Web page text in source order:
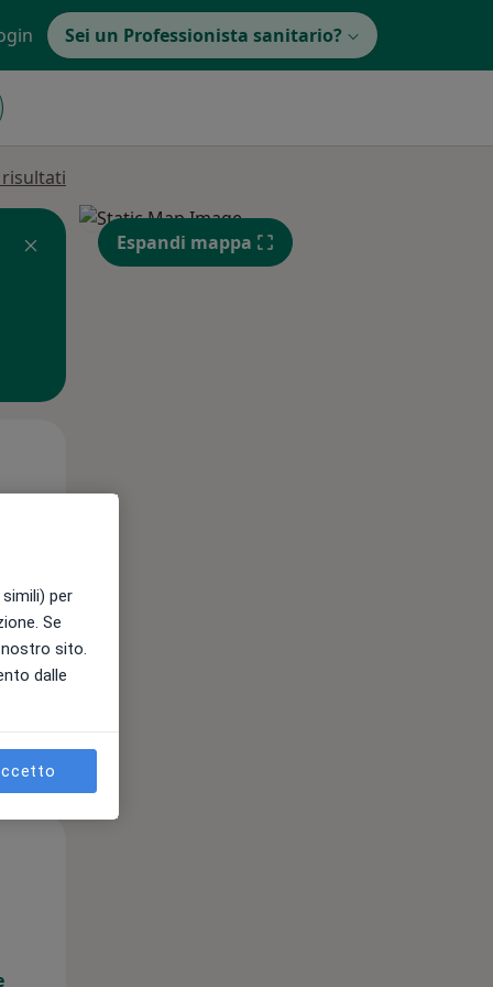
Sei un Professionista sanitario?
Espandi mappa
per
Se
sito.
dalle